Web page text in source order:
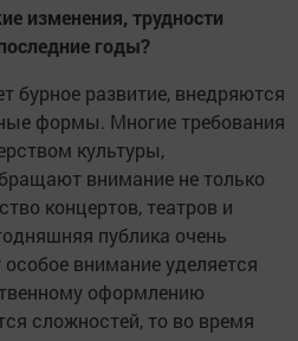
изменения, трудности
годы?
бурное развитие, внедряются
формы. Многие требования
культуры,
внимание не только
концертов, театров и
публика очень
внимание уделяется
оформлению
сложностей, то во время